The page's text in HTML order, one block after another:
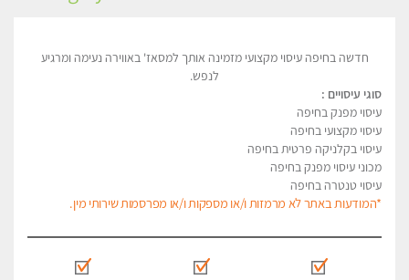
חדשה בחיפה עיסוי מקצועי מזמינה אותך למסאז' באווירה נעימה ומרגיע
לנפש.
סוגי עיסויים :
עיסוי מפנק בחיפה
עיסוי מקצועי בחיפה
עיסוי בקלניקה פרטית בחיפה
מכוני עיסוי מפנק בחיפה
עיסוי טנטרה בחיפה
*המודעות באתר לא מרמזות ו/או מספקות ו/או מפרסמות שירותי מין.